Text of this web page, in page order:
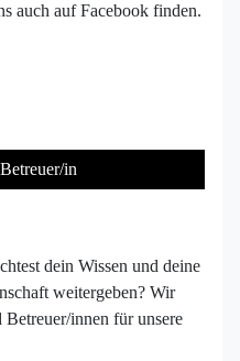
auch auf Facebook finden.
in
dein Wissen und deine
weitergeben? Wir
Betreuer/innen für unsere